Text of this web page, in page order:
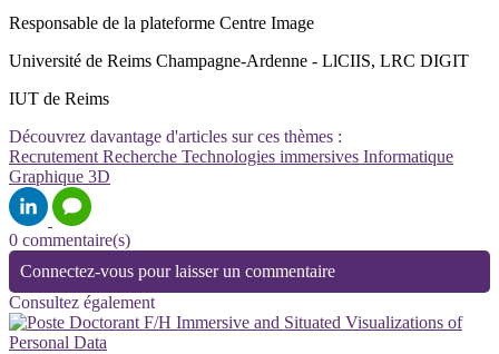
Responsable de la plateforme Centre Image
Université de Reims Champagne-Ardenne - LlCIIS, LRC DIGIT
IUT de Reims
Découvrez davantage d'articles sur ces thèmes :
Recrutement Recherche Technologies immersives Informatique
Graphique 3D
0 commentaire(s)
Connectez-vous pour laisser un commentaire
Consultez également